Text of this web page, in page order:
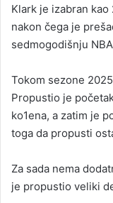
Klark je izabran kao
nakon čega je
sedmogodišnju
Tokom sezone
Propustio je
ko1ena, a zatim je
toga da propusti
Za sada nema
je propustio veliki